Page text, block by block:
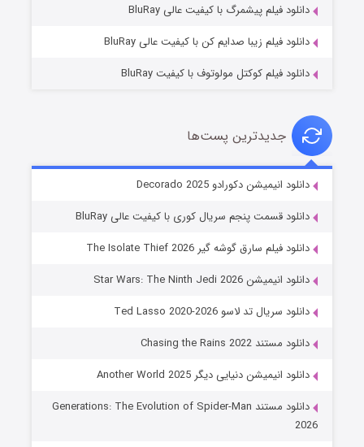
خاندان اژدها فصل ۳
جادوگری در مغولستان
قسمت14 (زیرنویس) منتشر شد
دانلود فیلم پیشمرگ با کیفیت عالی BluRay
دانلود فیلم زیبا صدایم کن با کیفیت عالی BluRay
دانلود فیلم کوکتل مولوتوف با کیفیت BluRay
جدیدترین پست‌ها
دانلود انیمیشن دکورادو Decorado 2025
دانلود قسمت پنجم سریال کوری با کیفیت عالی BluRay
دانلود فیلم سارق گوشه گیر The Isolate Thief 2026
دانلود انیمیشن Star Wars: The Ninth Jedi 2026
دانلود سریال تد لاسو Ted Lasso 2020-2026
دانلود مستند Chasing the Rains 2022
دانلود انیمیشن دنیایی دیگر Another World 2025
دانلود مستند Generations: The Evolution of Spider-Man
2026